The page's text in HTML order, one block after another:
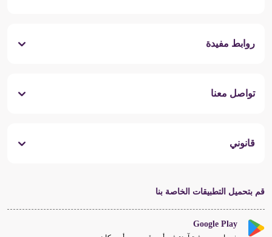
روابط مفيدة
تواصل معنا
قانوني
قم بتحميل التطبيقات الخاصة بنا
Google Play